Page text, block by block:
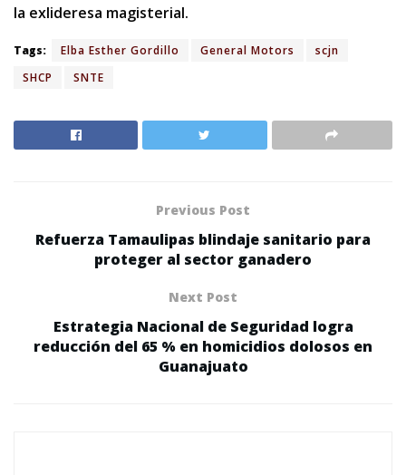
la exlideresa magisterial.
Tags: Elba Esther Gordillo General Motors
scjn
SHCP
SNTE
Previous Post
Refuerza Tamaulipas blindaje sanitario para
proteger al sector ganadero
Next Post
Estrategia Nacional de Seguridad logra
reducción del 65 % en homicidios dolosos en
Guanajuato